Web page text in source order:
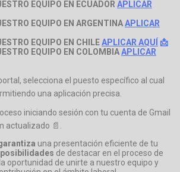
EQUIPO EN ECUADOR APLICAR
EQUIPO EN ARGENTINAAPLICAR
EQUIPO EN CHILEAPLICAR AQUÍ 📩
EQUIPO EN COLOMBIAAPLICAR
selecciona el puesto específico al cual
una aplicación precisa.
iniciando sesión con tu cuenta de Gmail
actualizado 📄.
una presentación eficiente de tu
de destacar en el proceso de
oportunidad de unirte a nuestro equipo y